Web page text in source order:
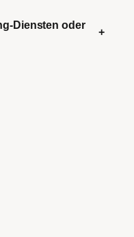
Diensten oder
+